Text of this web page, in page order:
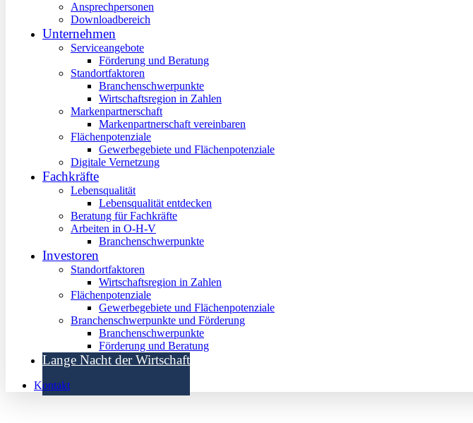
Ansprechpersonen
Downloadbereich
Unternehmen
Serviceangebote
Förderung und Beratung
Standortfaktoren
Branchenschwerpunkte
Wirtschaftsregion in Zahlen
Markenpartnerschaft
Markenpartnerschaft vereinbaren
Flächenpotenziale
Gewerbegebiete und Flächenpotenziale
Digitale Vernetzung
Fachkräfte
Lebensqualität
Lebensqualität entdecken
Beratung für Fachkräfte
Arbeiten in O-H-V
Branchenschwerpunkte
Investoren
Standortfaktoren
Wirtschaftsregion in Zahlen
Flächenpotenziale
Gewerbegebiete und Flächenpotenziale
Branchenschwerpunkte und Förderung
Branchenschwerpunkte
Förderung und Beratung
Lange Nacht der Wirtschaft
Kontakt